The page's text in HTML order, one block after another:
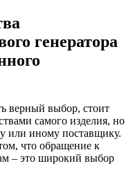
генератора
верный выбор, стоит
самого изделия, но
или иному поставщику.
что обращение к
– это широкий выбор